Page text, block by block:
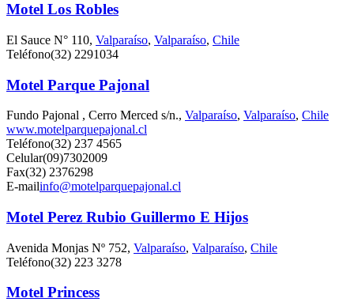
Motel Los Robles
El Sauce N° 110, Valparaíso, Valparaíso, Chile
Teléfono(32) 2291034
Motel Parque Pajonal
Fundo Pajonal , Cerro Merced s/n., Valparaíso, Valparaíso, Chile
www.motelparquepajonal.cl
Teléfono(32) 237 4565
Celular(09)7302009
Fax(32) 2376298
E-mailinfo@motelparquepajonal.cl
Motel Perez Rubio Guillermo E Hijos
Avenida Monjas Nº 752, Valparaíso, Valparaíso, Chile
Teléfono(32) 223 3278
Motel Princess